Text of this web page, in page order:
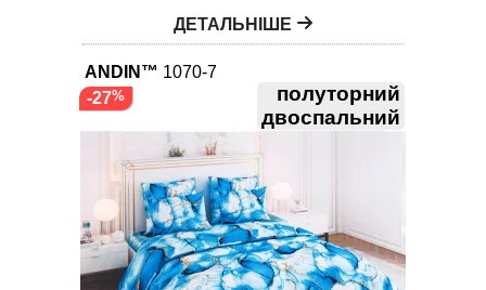
ДЕТАЛЬНІШЕ
ANDIN™ 1070-7
полуторний
двоспальний
-27